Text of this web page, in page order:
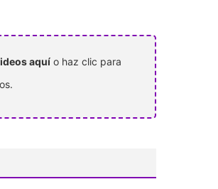
aquí o haz clic para